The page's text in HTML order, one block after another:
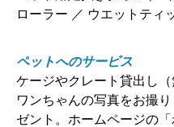
ローラー ／ ウエットティ
ペットへのサービス
ケージやクレート貸出し（
ワンちゃんの写真をお撮
ゼント。ホームページの